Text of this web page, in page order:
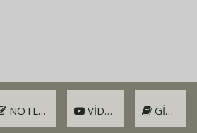
NOTLAR VIDEO GIRIŞ